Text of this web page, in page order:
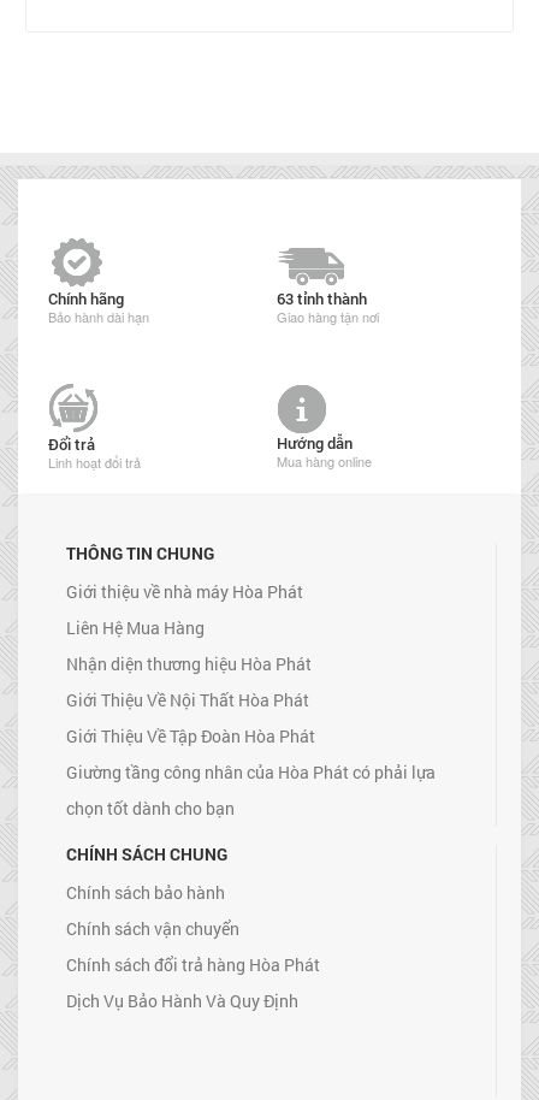
Chính hãng
Bảo hành dài hạn
63 tỉnh thành
Giao hàng tận nơi
Đổi trả
Linh hoạt đổi trả
Hướng dẫn
Mua hàng online
THÔNG TIN CHUNG
Giới thiệu về nhà máy Hòa Phát
Liên Hệ Mua Hàng
Nhận diện thương hiệu Hòa Phát
Giới Thiệu Về Nội Thất Hòa Phát
Giới Thiệu Về Tập Đoàn Hòa Phát
Giường tầng công nhân của Hòa Phát có phải lựa
chọn tốt dành cho bạn
CHÍNH SÁCH CHUNG
Chính sách bảo hành
Chính sách vận chuyển
Chính sách đổi trả hàng Hòa Phát
Dịch Vụ Bảo Hành Và Quy Định